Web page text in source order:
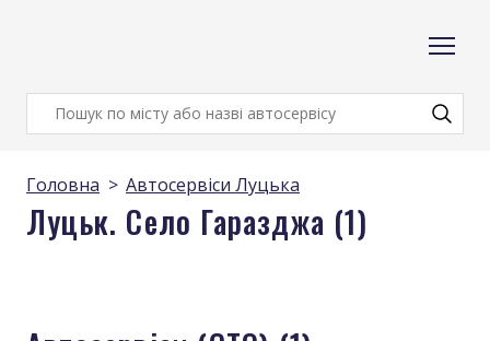
Головна Автосервіси Луцька
Луцьк. Село Гаразджа (1)